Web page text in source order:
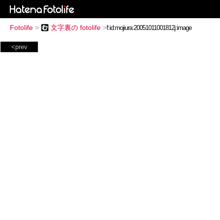
Fotolife > 文字裏の fotolife >
<prev